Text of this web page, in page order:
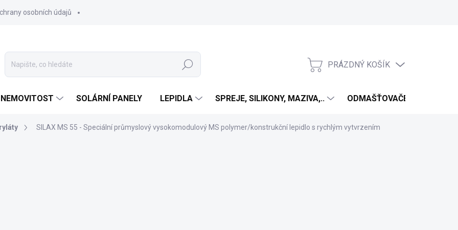
osobních údajů
Hledat
NÁKUPNÍ
PRÁZDNÝ KOŠÍK
SOLÁRNÍ PANELY LEPIDLA SPREJE, SILIKONY, MAZIVA,.. ODMAŠŤOVAČE
SILAX MS 55 - Speciální průmyslový vysokomodulový MS polymer/konstrukční lepidlo s rychlým vytvrzením